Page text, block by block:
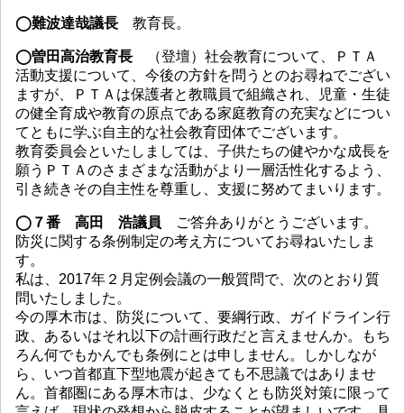
◯難波達哉議長 教育長。
◯曽田高治教育長 （登壇）社会教育について、ＰＴＡ
活動支援について、今後の方針を問うとのお尋ねでござい
ますが、ＰＴＡは保護者と教職員で組織され、児童・生徒
の健全育成や教育の原点である家庭教育の充実などについ
てともに学ぶ自主的な社会教育団体でございます。
教育委員会といたしましては、子供たちの健やかな成長を
願うＰＴＡのさまざまな活動がより一層活性化するよう、
引き続きその自主性を尊重し、支援に努めてまいります。
◯７番 高田 浩議員 ご答弁ありがとうございます。
防災に関する条例制定の考え方についてお尋ねいたしま
す。
私は、2017年２月定例会議の一般質問で、次のとおり質
問いたしました。
今の厚木市は、防災について、要綱行政、ガイドライン行
政、あるいはそれ以下の計画行政だと言えませんか。もち
ろん何でもかんでも条例にとは申しません。しかしなが
ら、いつ首都直下型地震が起きても不思議ではありませ
ん。首都圏にある厚木市は、少なくとも防災対策に限って